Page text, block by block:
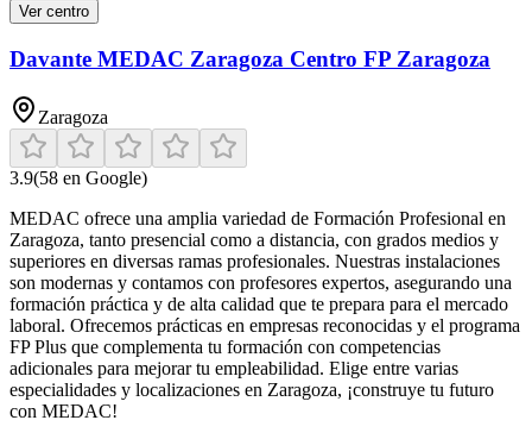
Ver centro
Davante MEDAC Zaragoza Centro FP Zaragoza
Zaragoza
3.9(58 en Google)
MEDAC ofrece una amplia variedad de Formación Profesional en
Zaragoza, tanto presencial como a distancia, con grados medios y
superiores en diversas ramas profesionales. Nuestras instalaciones
son modernas y contamos con profesores expertos, asegurando una
formación práctica y de alta calidad que te prepara para el mercado
laboral. Ofrecemos prácticas en empresas reconocidas y el programa
FP Plus que complementa tu formación con competencias
adicionales para mejorar tu empleabilidad. Elige entre varias
especialidades y localizaciones en Zaragoza, ¡construye tu futuro
con MEDAC!